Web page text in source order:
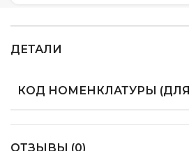
ДЕТАЛИ
КОД НОМЕНКЛАТУРЫ
ОТЗЫВЫ (0)